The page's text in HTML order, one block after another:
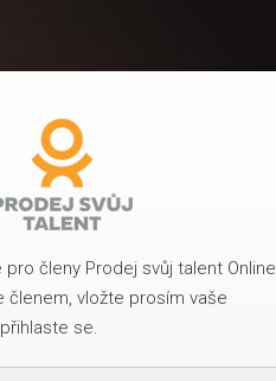
členy Prodej svůj talent Online
členem, vložte prosím vaše
se.